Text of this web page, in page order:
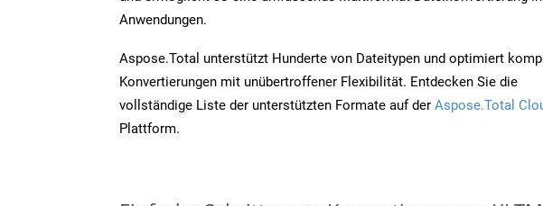
Anwendungen.
Aspose.Total unterstützt Hunderte von Dateitypen und optimiert
Konvertierungen mit unübertroffener Flexibilität. Entdecken Sie die
vollständige Liste der unterstützten Formate auf der Aspose.Total
Plattform.